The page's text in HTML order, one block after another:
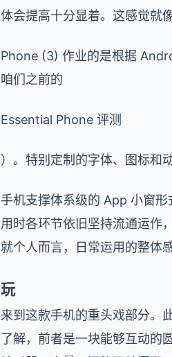
体会提高十分显着。这感觉就
Phone (3) 作业的是根据
咱们之前的
Essential Phone 评测
）。特别定制的字体、图标和
手机支撑体系级的 App 小窗
用时各环节依旧坚持流通运
就个人而言，日常运用的整体
玩
来到这款手机的重头戏部分。
了解，前者是一块能够互动的